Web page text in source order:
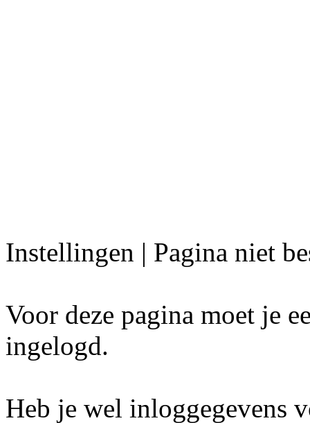
Instellingen | Pagina niet
Voor deze pagina moet je
ingelogd.
Heb je wel inloggegevens